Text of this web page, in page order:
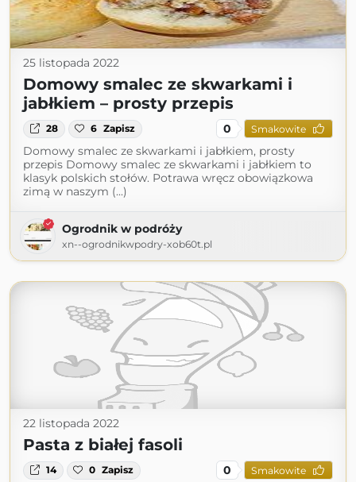
25 listopada 2022
Domowy smalec ze skwarkami i
jabłkiem – prosty przepis
28 6 Zapisz 0 Smakowite
Domowy smalec ze skwarkami i jabłkiem, prosty
przepis Domowy smalec ze skwarkami i jabłkiem to
klasyk polskich stołów. Potrawa wręcz obowiązkowa
zimą w naszym (...)
Ogrodnik w podróży
xn--ogrodnikwpodry-xob60t.pl
22 listopada 2022
Pasta z białej fasoli
14 0 Zapisz 0 Smakowite